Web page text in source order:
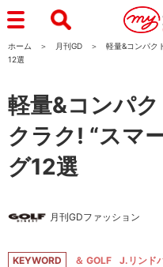
ホーム 月刊GD
軽量&コンパク
12選
軽量&コンパ
クラク! “スマ
グ12選
月刊GDファッション
KEYWORD ＆ GOLF J.リンド